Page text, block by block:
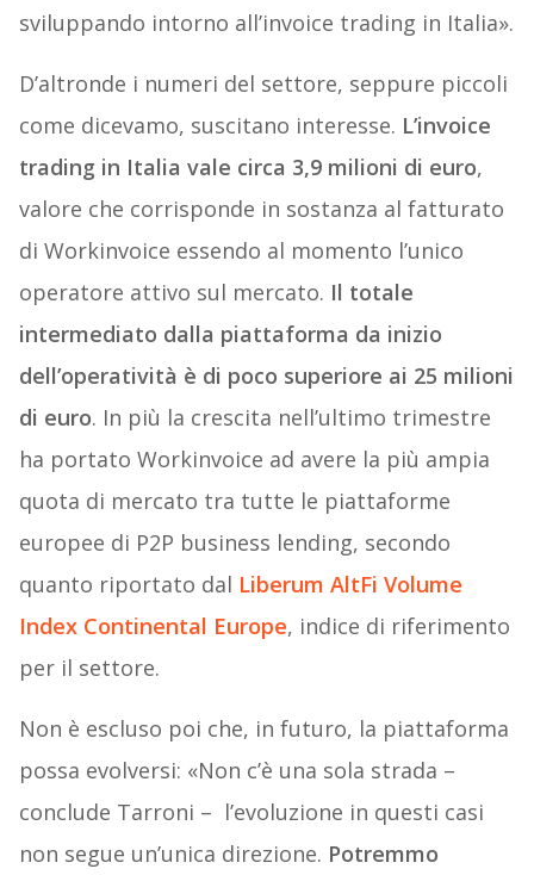
sviluppando intorno all’invoice trading in Italia».
D’altronde i numeri del settore, seppure piccoli
come dicevamo, suscitano interesse. L’invoice
trading in Italia vale circa 3,9 milioni di euro,
valore che corrisponde in sostanza al fatturato
di Workinvoice essendo al momento l’unico
operatore attivo sul mercato. Il totale
intermediato dalla piattaforma da inizio
dell’operatività è di poco superiore ai 25 milioni
di euro. In più la crescita nell’ultimo trimestre
ha portato Workinvoice ad avere la più ampia
quota di mercato tra tutte le piattaforme
europee di P2P business lending, secondo
quanto riportato dal Liberum AltFi Volume
Index Continental Europe, indice di riferimento
per il settore.
Non è escluso poi che, in futuro, la piattaforma
possa evolversi: «Non c’è una sola strada –
conclude Tarroni – l’evoluzione in questi casi
non segue un’unica direzione. Potremmo